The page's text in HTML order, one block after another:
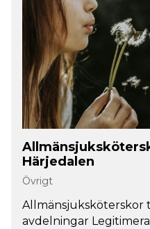
Härjedalen
Övrigt
Allmänsjuksköterskor
avdelningar